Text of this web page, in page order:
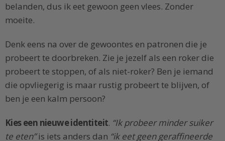
belanden, dus ik eet gewoon geen vlees. Zonder
moeite.
Denk eens na over de gewoontes en patronen die je
probeert te doorbreken. Zie je jezelf als een roker die
probeert te stoppen, of als niet-roker? Ben je iemand
die opvliegerig is maar rustig probeert te blijven, of
ben je een kalm persoon?
Kies een nieuwe identiteit. “Ik probeer minder suiker
te eten”is iets anders dan “ik eet geen geraffineerde